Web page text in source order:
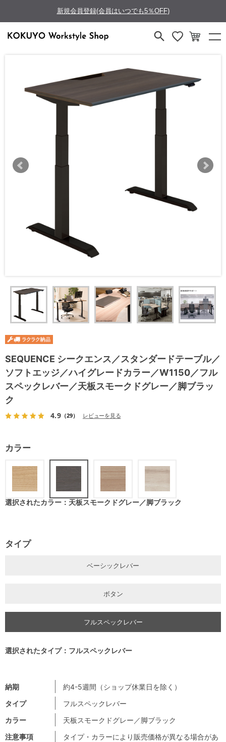
新規会員登録(会員はいつでも5％OFF)
SEQUENCE シークエンス／スタンダードテーブル／
ソフトエッジ／ハイグレードカラー／W1150／フル
スペックレバー／天板スモークドグレー／脚ブラッ
ク
4.9（29） レビューを見る
注意事項
タイプ・カラーにより販売価格が異なる場合があ
納期
約4-5週間（ショップ休業日を除く）
タイプ
フルスペックレバー
カラー
天板スモークドグレー／脚ブラック
カラー
選択されたカラー：天板スモークドグレー／脚ブラック
タイプ
ベーシックレバー
ボタン
フルスペックレバー
選択されたタイプ：フルスペックレバー